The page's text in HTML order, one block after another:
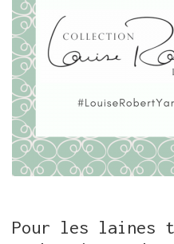
Pour les laines